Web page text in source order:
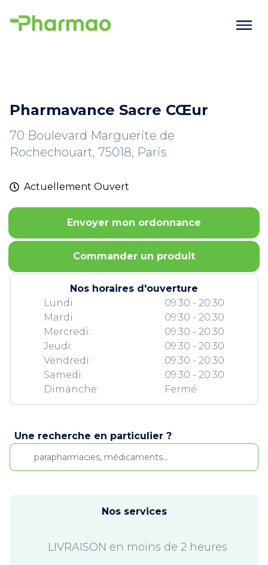
Pharmavance Sacre CŒur
70 Boulevard Marguerite de
Rochechouart, 75018, Paris
Actuellement Ouvert
Envoyer mon ordonnance
Commander un produit
Nos horaires d'ouverture
Lundi:
Mardi:
Mercredi:
Jeudi:
Vendredi:
Samedi:
Dimanche:
09:30 - 20:30
09:30 - 20:30
09:30 - 20:30
09:30 - 20:30
09:30 - 20:30
09:30 - 20:30
Fermé
Une recherche en particulier ?
Nos services
LIVRAISON en moins de 2 heures